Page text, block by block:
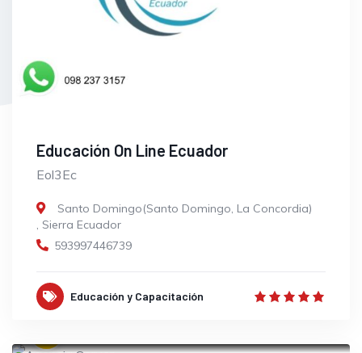
Educación On Line Ecuador
Eol3Ec
Santo Domingo(Santo Domingo, La Concordia)
, Sierra Ecuador
593997446739
Educación y Capacitación